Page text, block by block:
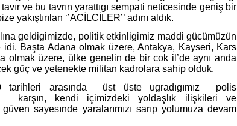
tavır ve bu tavrın yarattıgı sempati neticesinde geniş bir
yakıştırılan ‘’ACİLCİLER’’ adını aldık.
geldigimizde, politik etkinligimiz maddi gücümüzün
idi. Başta Adana olmak üzere, Antakya, Kayseri, Kars
olmak üzere, ülke genelin de bir cok il’de aynı anda
güç ve yetenekte militan kadrolara sahip olduk.
arasında
üst üste ugradıgımız
polis
karşın, kendi içimizdeki yoldaşlık ilişkileri ve
sayesınde yaralarımızı sarıp yolumuza devam